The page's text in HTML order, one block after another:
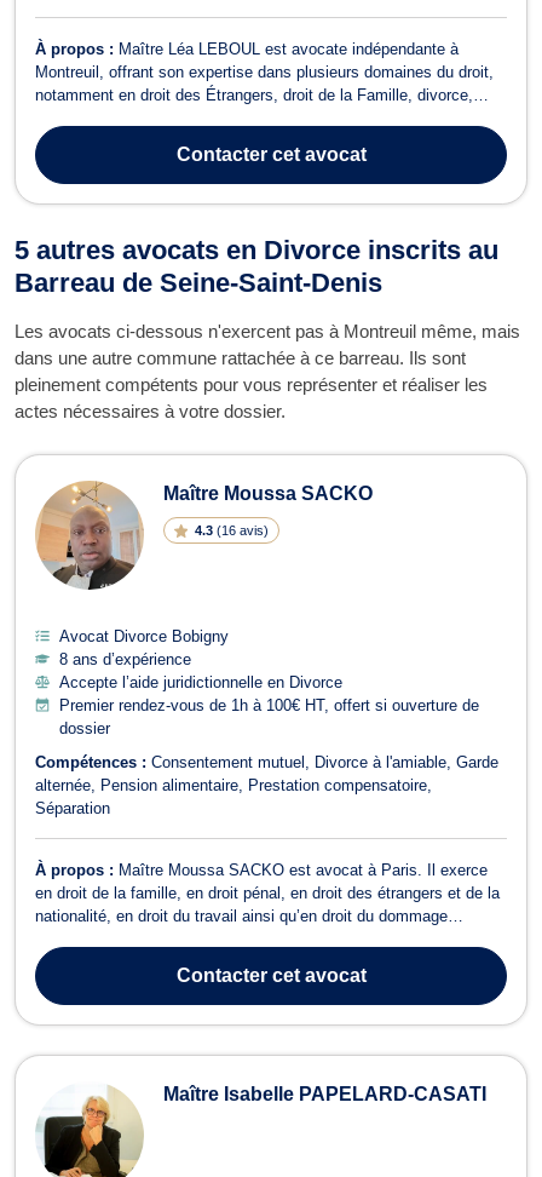
À propos : Maître Léa LEBOUL est avocate indépendante à
Montreuil, offrant son expertise dans plusieurs domaines du droit,
notamment en droit des Étrangers, droit de la Famille, divorce,
LEBOUL vous accompagne dans les procédures liées aux
Obligations de Quitter le Terri...
Contactercet avocat
5 autres avocats en Divorce inscrits au
Barreau de Seine-Saint-Denis
Les avocats ci-dessous n'exercent pas à Montreuil même, mais
dans une autre commune rattachée à ce barreau. Ils sont
pleinement compétents pour vous représenter et réaliser les
actes nécessaires à votre dossier.
Maître Moussa SACKO
4.3 (16 avis)
Avocat Divorce Bobigny
8 ans d’expérience
Accepte l’aide juridictionnelle en Divorce
Premier rendez-vous de 1h à 100€ HT, offert si ouverture de
dossier
Compétences : Consentement mutuel Divorce à l'amiable Garde
alternée
Pension alimentaire
Prestation compensatoire
Séparation
À propos : Maître Moussa SACKO est avocat à Paris. Il exerce
en droit de la famille, en droit pénal, en droit des étrangers et de la
nationalité, en droit du travail ainsi qu’en droit du dommage
vous épaule pour vos procédures de divorce, de demande de
pension alimentaire, ...Contactercet avocat
Maître Isabelle PAPELARD-CASATI